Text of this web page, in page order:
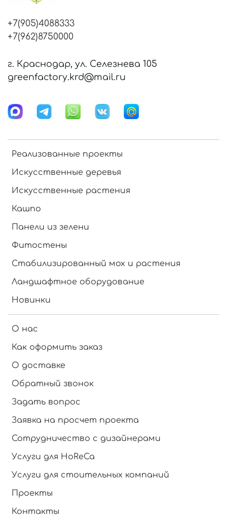
Реализованные проекты
Искусственные деревья
Искусственные растения
Кашпо
Панели из зелени
Фитостены
Стабилизированный мох и растения
Ландшафтное оборудование
Новинки
О нас
Как оформить заказ
О доставке
Обратный звонок
Задать вопрос
Заявка на просчет проекта
Сотрудничество с дизайнерами
Услуги для HoReCa
Услуги для стоительных компаний
Проекты
Контакты
+7(905)4088333
+7(962)8750000
г. Краснодар, ул. Селезнева 105
greenfactory.krd@mail.ru